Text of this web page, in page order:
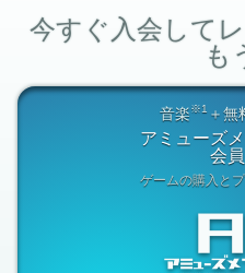
今すぐ入会して
も
音楽※1 ＋無
アミューズ
会
ゲームの購入と